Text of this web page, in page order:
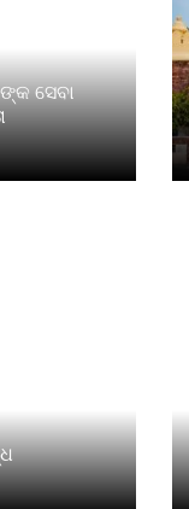
ସେବା